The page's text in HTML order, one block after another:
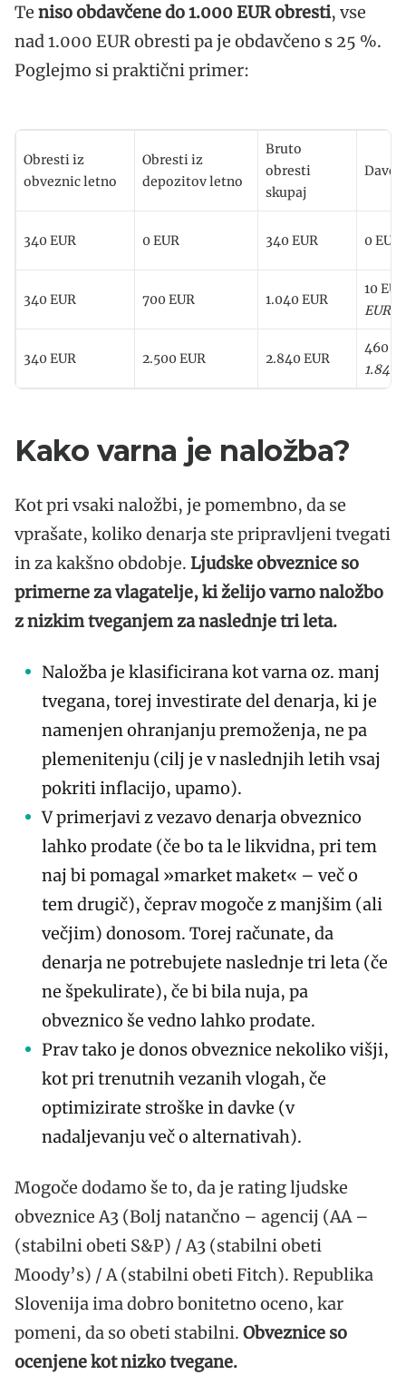
Te niso obdavčene do 1.000 EUR obresti, vse
nad 1.000 EUR obresti pa je obdavčeno s 25 %.
Poglejmo si praktični primer:
Obresti iz
obveznic letno
Obresti iz
depozitov letno
Bruto
obresti
skupaj
Davek
340 EUR 0 EUR 340 EUR 0 EUR
340 EUR 700 EUR 1.040 EUR
10
EUR)
340 EUR 2.500 EUR 2.840 EUR
460
1.840
Kako varna je naložba?
Kot pri vsaki naložbi, je pomembno, da se
vprašate, koliko denarja ste pripravljeni tvegati
in za kakšno obdobje. Ljudske obveznice so
primerne za vlagatelje, ki želijo varno naložbo
z nizkim tveganjem za naslednje tri leta.
Naložba je klasificirana kot varna oz. manj
tvegana, torej investirate del denarja, ki je
namenjen ohranjanju premoženja, ne pa
plemenitenju (cilj je v naslednjih letih vsaj
pokriti inflacijo, upamo).
V primerjavi z vezavo denarja obveznico
lahko prodate (če bo ta le likvidna, pri tem
naj bi pomagal »market maket« – več o
tem drugič), čeprav mogoče z manjšim (ali
večjim) donosom. Torej računate, da
denarja ne potrebujete naslednje tri leta (če
ne špekulirate), če bi bila nuja, pa
obveznico še vedno lahko prodate.
Prav tako je donos obveznice nekoliko višji,
kot pri trenutnih vezanih vlogah, če
optimizirate stroške in davke (v
nadaljevanju več o alternativah).
Mogoče dodamo še to, da je rating ljudske
obveznice A3 (Bolj natančno – agencij (AA –
(stabilni obeti S&P) / A3 (stabilni obeti
Moody’s) / A (stabilni obeti Fitch). Republika
Slovenija ima dobro bonitetno oceno, kar
pomeni, da so obeti stabilni. Obveznice so
ocenjene kot nizko tvegane.